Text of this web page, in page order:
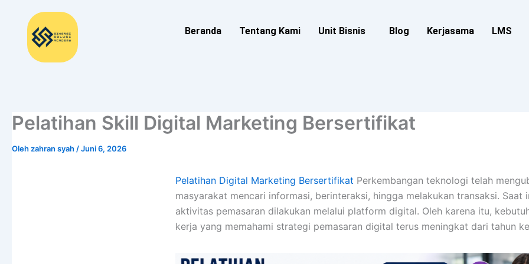
Beranda Tentang Kami Unit Bisnis Blog Kerjasama LMS
Pelatihan Skill Digital Marketing Bersertifikat
Olehzahran syah/Juni 6, 2026
Pelatihan Digital Marketing Bersertifikat Perkembangan teknologi telah
masyarakat mencari informasi, berinteraksi, hingga melakukan transaksi. Saat
aktivitas pemasaran dilakukan melalui platform digital. Oleh karena itu,
kerja yang memahami strategi pemasaran digital terus meningkat dari tahun